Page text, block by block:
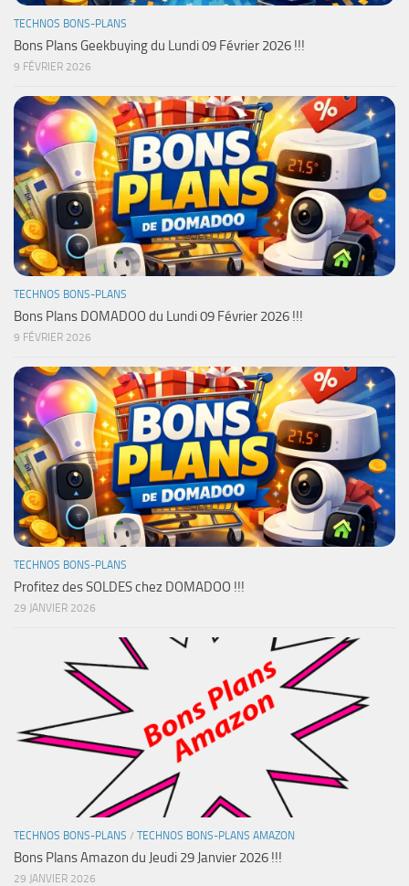
TECHNOS BONS-PLANS
Bons Plans Geekbuying du Lundi 09 Février 2026 !!!
9 FÉVRIER 2026
TECHNOS BONS-PLANS
Bons Plans DOMADOO du Lundi 09 Février 2026 !!!
9 FÉVRIER 2026
TECHNOS BONS-PLANS
Profitez des SOLDES chez DOMADOO !!!
29 JANVIER 2026
TECHNOS BONS-PLANS / TECHNOS BONS-PLANS AMAZON
Bons Plans Amazon du Jeudi 29 Janvier 2026 !!!
29 JANVIER 2026